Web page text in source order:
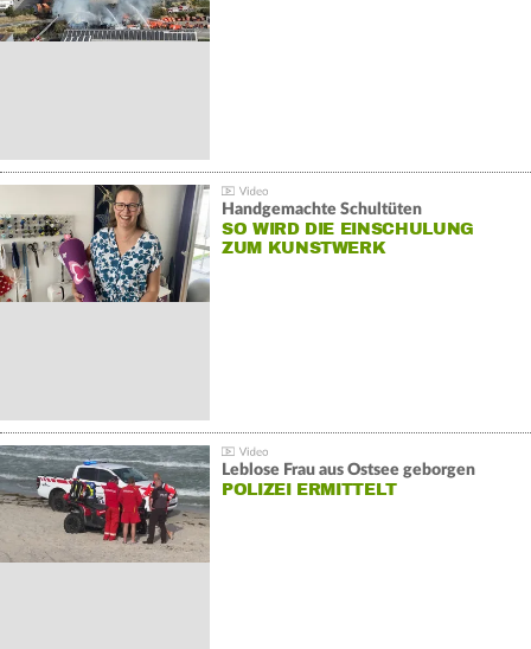
Handgemachte Schultüten
SO WIRD DIE EINSCHULUNG
ZUM KUNSTWERK
Leblose Frau aus Ostsee geborgen
POLIZEI ERMITTELT